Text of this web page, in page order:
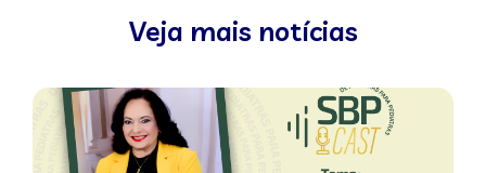
Veja mais notícias